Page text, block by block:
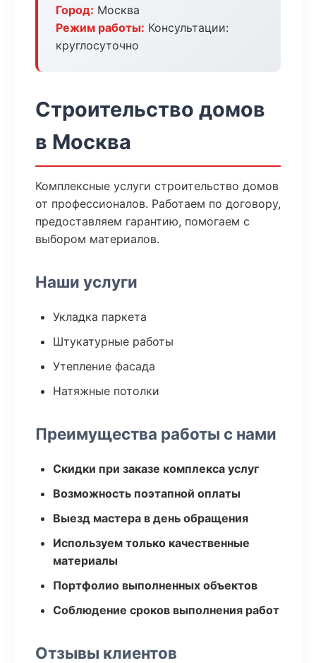
Город: Москва
Режим работы: Консультации:
круглосуточно
Строительство домов
в Москва
Комплексные услуги строительство домов
от профессионалов. Работаем по договору,
предоставляем гарантию, помогаем с
выбором материалов.
Наши услуги
Укладка паркета
Штукатурные работы
Утепление фасада
Натяжные потолки
Преимущества работы с нами
Скидки при заказе комплекса услуг
Возможность поэтапной оплаты
Выезд мастера в день обращения
Используем только качественные
материалы
Портфолио выполненных объектов
Соблюдение сроков выполнения работ
Отзывы клиентов